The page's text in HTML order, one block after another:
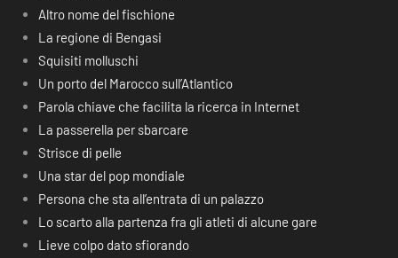
Altro nome del fischione
La regione di Bengasi
Squisiti molluschi
Un porto del Marocco sull’Atlantico
Parola chiave che facilita la ricerca in Internet
La passerella per sbarcare
Strisce di pelle
Una star del pop mondiale
Persona che sta all’entrata di un palazzo
Lo scarto alla partenza fra gli atleti di alcune gare
Lieve colpo dato sfiorando